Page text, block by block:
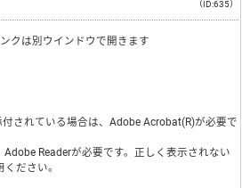
（ID:635）
クは別ウインドウで開きます
されている場合は、Adobe Acrobat(R)が必要で
Adobe Readerが必要です。正しく表示されない
ださい。